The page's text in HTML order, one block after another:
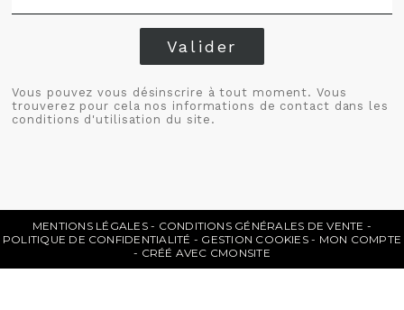
Valider
Vous pouvez vous désinscrire à tout moment. Vous
trouverez pour cela nos informations de contact dans les
conditions d'utilisation du site.
MENTIONS LÉGALES
CONDITIONS GÉNÉRALES DE VENTE
POLITIQUE DE CONFIDENTIALITÉ
GESTION COOKIES
MON COMPTE
CRÉÉ AVEC CMONSITE